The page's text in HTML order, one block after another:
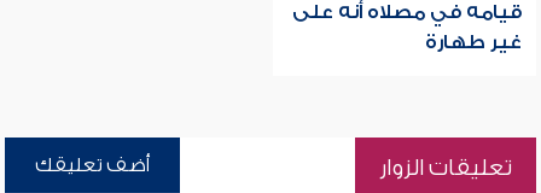
قيامه في مصلاه أنه على
غير طهارة
تعليقات الزوار أضف تعليقك